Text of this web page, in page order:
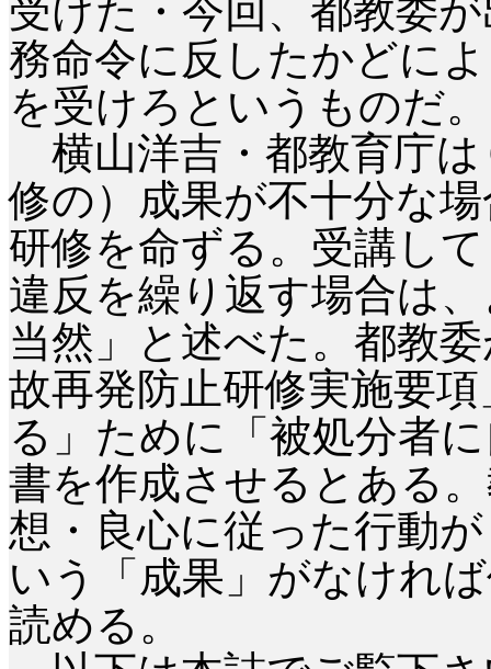
受けた・今回、都教委
務命令に反したかどに
を受けろというものだ。
横山洋吉・都教育庁は
修の）成果が不十分な
研修を命ずる。受講し
違反を繰り返す場合は
当然」と述べた。都教
故再発防止研修実施要
る」ために「被処分者
書を作成させるとある
想・良心に従った行動
いう「成果」がなけれ
読める。